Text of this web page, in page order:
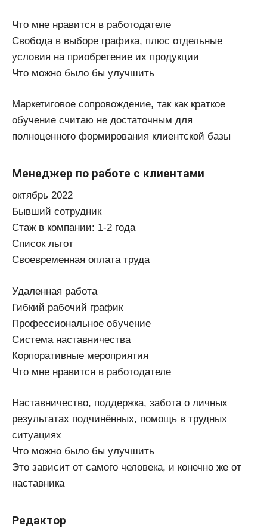
Что мне нравится в работодателе
Свобода в выборе графика, плюс отдельные
условия на приобретение их продукции
Что можно было бы улучшить
Маркетиговое сопровождение, так как краткое
обучение считаю не достаточным для
полноценного формирования клиентской базы
Менеджер по работе с клиентами
октябрь 2022
Бывший сотрудник
Стаж в компании: 1-2 года
Список льгот
Своевременная оплата труда
Удаленная работа
Гибкий рабочий график
Профессиональное обучение
Система наставничества
Корпоративные мероприятия
Что мне нравится в работодателе
Наставничество, поддержка, забота о личных
результатах подчинённых, помощь в трудных
ситуациях
Что можно было бы улучшить
Это зависит от самого человека, и конечно же от
наставника
Редактор